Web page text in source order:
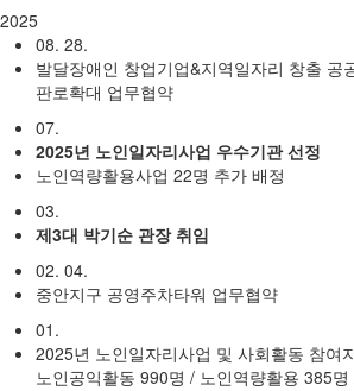
2025
08. 28.
발달장애인 창업기업&지역일자리 창출 공
판로확대 업무협약
07.
2025년 노인일자리사업 우수기관 선정
노인역량활용사업 22명 추가 배정
03.
제3대 박기순 관장 취임
02. 04.
중안지구 공영주차타워 업무협약
01.
2025년 노인일자리사업 및 사회활동 참여
노인공익활동 990명 / 노인역량활용 385